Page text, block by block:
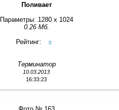
Поливает
Параметры: 1280 x 1024
0.26 Мб.
Рейтинг:
±
Терминатор
10.03.2013
16:33:23